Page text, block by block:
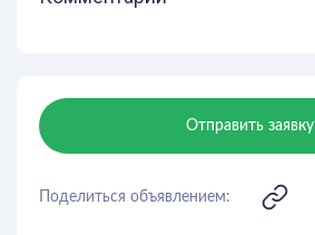
Отправить заявку
Поделиться объявлением: